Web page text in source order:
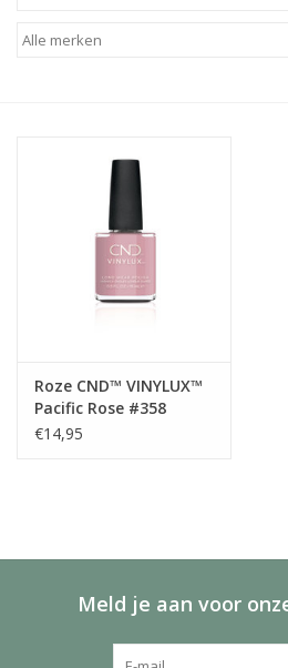
Roze CND™ VINYLUX™
Pacific Rose #358
€14,95
Meld je aan voor